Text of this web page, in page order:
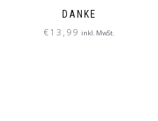
DANKE
€13,99 inkl. MwSt.